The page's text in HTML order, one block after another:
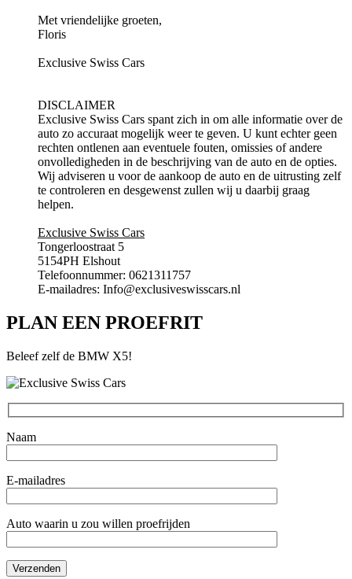
Met vriendelijke groeten,
Floris
Exclusive Swiss Cars
DISCLAIMER
Exclusive Swiss Cars spant zich in om alle informatie over de
auto zo accuraat mogelijk weer te geven. U kunt echter geen
rechten ontlenen aan eventuele fouten, omissies of andere
onvolledigheden in de beschrijving van de auto en de opties.
Wij adviseren u voor de aankoop de auto en de uitrusting zelf
te controleren en desgewenst zullen wij u daarbij graag
helpen.
Exclusive Swiss Cars
Tongerloostraat 5
5154PH Elshout
Telefoonnummer: 0621311757
E-mailadres: Info@exclusiveswisscars.nl
PLAN EEN PROEFRIT
Beleef zelf de BMW X5!
Naam
E-mailadres
Auto waarin u zou willen proefrijden